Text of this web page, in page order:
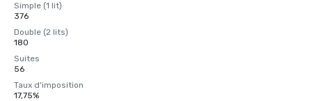
Simple (1 lit)
376
Double (2 lits)
180
Suites
56
Taux d'imposition
17,75%